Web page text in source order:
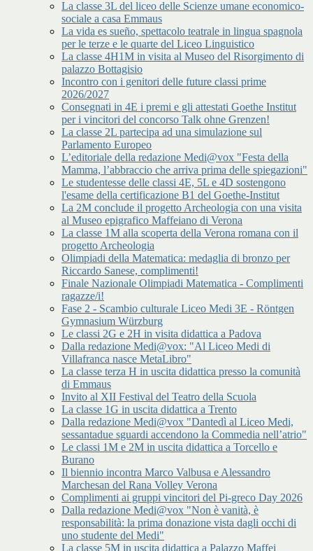
La classe 3L del liceo delle Scienze umane economico-
sociale a casa Emmaus
La vida es sueño, spettacolo teatrale in lingua spagnola
per le terze e le quarte del Liceo Linguistico
La classe 4H1M in visita al Museo del Risorgimento di
palazzo Bottagisio
Incontro con i genitori delle future classi prime
2026/2027
Consegnati in 4E i premi e gli attestati Goethe Institut
per i vincitori del concorso Talk ohne Grenzen!
La classe 2L partecipa ad una simulazione sul
Parlamento Europeo
L’editoriale della redazione Medi@vox "Festa della
Mamma, l’abbraccio che arriva prima delle spiegazioni"
Le studentesse delle classi 4E, 5L e 4D sostengono
l'esame della certificazione B1 del Goethe-Institut
La 2M conclude il progetto Archeologia con una visita
al Museo epigrafico Maffeiano di Verona
La classe 1M alla scoperta della Verona romana con il
progetto Archeologia
Olimpiadi della Matematica: medaglia di bronzo per
Riccardo Sanese, complimenti!
Finale Nazionale Olimpiadi Matematica - Complimenti
ragazze/i!
Fase 2 - Scambio culturale Liceo Medi 3E - Röntgen
Gymnasium Würzburg
Le classi 2G e 2H in visita didattica a Padova
Dalla redazione Medi@vox: "Al Liceo Medi di
Villafranca nasce MetaLibro"
La classe terza H in uscita didattica presso la comunità
di Emmaus
Invito al XII Festival del Teatro della Scuola
La classe 1G in uscita didattica a Trento
Dalla redazione Medi@vox "Dantedì al Liceo Medi,
sessantadue sguardi accendono la Commedia nell’atrio"
Le classi 1M e 2M in uscita didattica a Torcello e
Burano
Il biennio incontra Marco Valbusa e Alessandro
Marchesan del Rana Volley Verona
Complimenti ai gruppi vincitori del Pi-greco Day 2026
Dalla redazione Medi@vox "Non è vanità, è
responsabilità: la prima donazione vista dagli occhi di
uno studente del Medi"
La classe 5M in uscita didattica a Palazzo Maffei